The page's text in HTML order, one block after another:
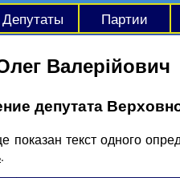
Депутаты Партии
Валерійович
депутата
показан текст одного
.